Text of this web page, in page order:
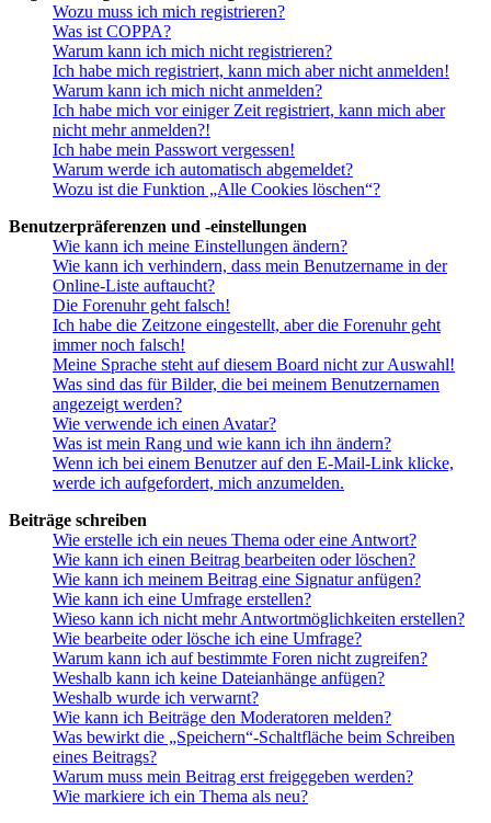
Wozu muss ich mich registrieren?
Was ist COPPA?
Warum kann ich mich nicht registrieren?
Ich habe mich registriert, kann mich aber nicht anmelden!
Warum kann ich mich nicht anmelden?
Ich habe mich vor einiger Zeit registriert, kann mich aber
nicht mehr anmelden?!
Ich habe mein Passwort vergessen!
Warum werde ich automatisch abgemeldet?
Wozu ist die Funktion „Alle Cookies löschen“?
Benutzerpräferenzen und -einstellungen
Wie kann ich meine Einstellungen ändern?
Wie kann ich verhindern, dass mein Benutzername in der
Online-Liste auftaucht?
Die Forenuhr geht falsch!
Ich habe die Zeitzone eingestellt, aber die Forenuhr geht
immer noch falsch!
Meine Sprache steht auf diesem Board nicht zur Auswahl!
Was sind das für Bilder, die bei meinem Benutzernamen
angezeigt werden?
Wie verwende ich einen Avatar?
Was ist mein Rang und wie kann ich ihn ändern?
Wenn ich bei einem Benutzer auf den E-Mail-Link klicke,
werde ich aufgefordert, mich anzumelden.
Beiträge schreiben
Wie erstelle ich ein neues Thema oder eine Antwort?
Wie kann ich einen Beitrag bearbeiten oder löschen?
Wie kann ich meinem Beitrag eine Signatur anfügen?
Wie kann ich eine Umfrage erstellen?
Wieso kann ich nicht mehr Antwortmöglichkeiten erstellen?
Wie bearbeite oder lösche ich eine Umfrage?
Warum kann ich auf bestimmte Foren nicht zugreifen?
Weshalb kann ich keine Dateianhänge anfügen?
Weshalb wurde ich verwarnt?
Wie kann ich Beiträge den Moderatoren melden?
Was bewirkt die „Speichern“-Schaltfläche beim Schreiben
eines Beitrags?
Warum muss mein Beitrag erst freigegeben werden?
Wie markiere ich ein Thema als neu?